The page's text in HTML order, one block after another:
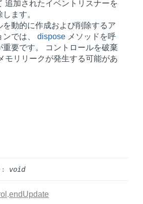
追加されたイベントリスナーを
ます。
を動的に作成および削除するア
では、 dispose メソッドを呼
重要です。 コントロールを破棄
モリリークが発生する可能があ
: void
.endUpdate